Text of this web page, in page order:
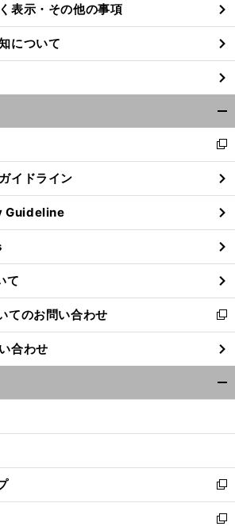
表示・その他の事項
について
閉
る
新
し
い
ウ
ィ
ン
ド
ウ
で
開
く
イドライン
Guideline
て
のお問い合わせ
新
し
い
ウ
ィ
ン
ウ
開
く
合わせ
新
し
い
新